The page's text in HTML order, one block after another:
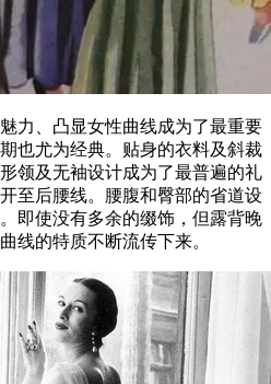
、凸显女性曲线成为了最重要
也尤为经典。贴身的衣料及斜裁
领及无袖设计成为了最普遍的礼
至后腰线。腰腹和臀部的省道设
即使没有多余的缀饰，但露背晚
线的特质不断流传下来。